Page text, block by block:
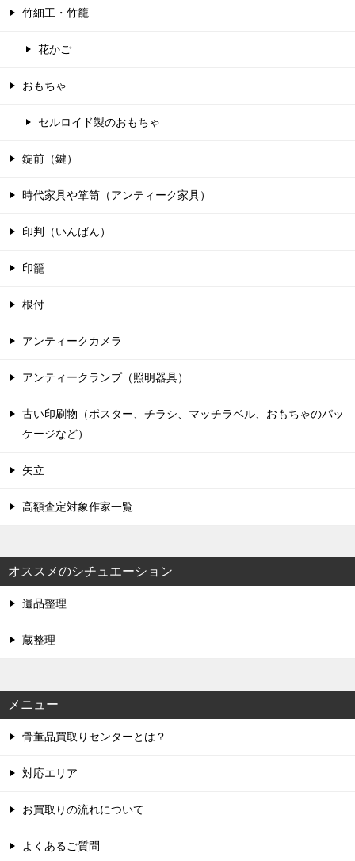
竹細工・竹籠
花かご
おもちゃ
セルロイド製のおもちゃ
錠前（鍵）
時代家具や箪笥（アンティーク家具）
印判（いんばん）
印籠
根付
アンティークカメラ
アンティークランプ（照明器具）
古い印刷物（ポスター、チラシ、マッチラベル、おもちゃのパッ
ケージなど）
矢立
高額査定対象作家一覧
オススメのシチュエーション
遺品整理
蔵整理
メニュー
骨董品買取りセンターとは？
対応エリア
お買取りの流れについて
よくあるご質問